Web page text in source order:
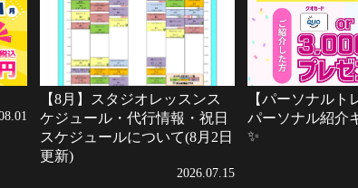
【8月】スタジオレッスンス
ケジュール・代行情報・祝日
スケジュールについて(8月2日
更新)
2026.07.15
【パーソナルト
パーソナル紹介
✨